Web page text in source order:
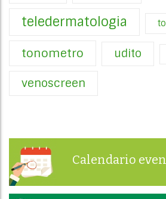
teledermatologia
tonometro udito
venoscreen
Calendario